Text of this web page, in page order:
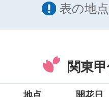
表の地
関東